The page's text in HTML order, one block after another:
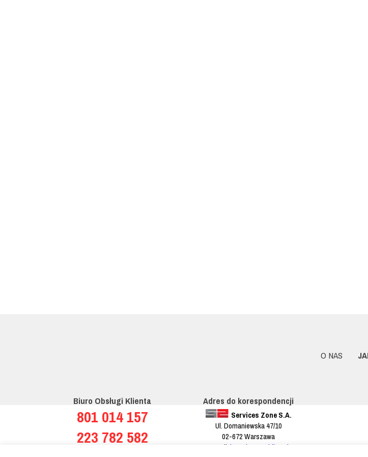
O NAS
Biuro Obsługi Klienta
801 014 157
223 782 582
Adres do korespondencji
Services Zone S.A.
Ul. Domaniewska 47/10
02-672 Warszawa
e-mail:kontakt@cashline.pl